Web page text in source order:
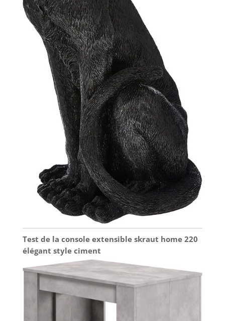
Test de la console extensible skraut home 220
élégant style ciment